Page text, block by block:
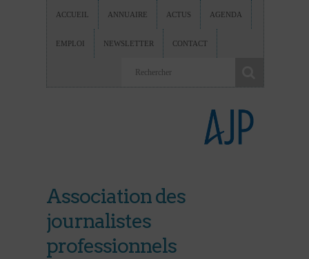
ACCUEIL ANNUAIRE ACTUS AGENDA
EMPLOI NEWSLETTER CONTACT
Association des
journalistes
professionnels